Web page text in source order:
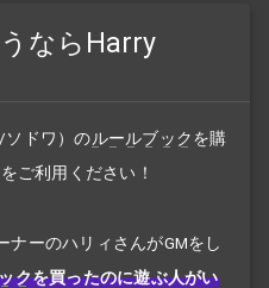
ならHarry
ソドワ）のルールブックを購
ご利用ください！
ナーのハリィさんがGMをし
クを買ったのに遊ぶ人がい